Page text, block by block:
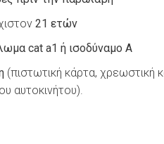
21 ετών
cat a1 ή ισοδύναμο A
(πιστωτική κάρτα, χρεωστική
αυτοκινήτου).